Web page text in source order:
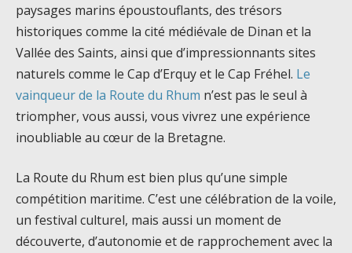
paysages marins époustouflants, des trésors
historiques comme la cité médiévale de Dinan et la
Vallée des Saints, ainsi que d’impressionnants sites
naturels comme le Cap d’Erquy et le Cap Fréhel. Le
vainqueur de la Route du Rhum n’est pas le seul à
triompher, vous aussi, vous vivrez une expérience
inoubliable au cœur de la Bretagne.
La Route du Rhum est bien plus qu’une simple
compétition maritime. C’est une célébration de la voile,
un festival culturel, mais aussi un moment de
découverte, d’autonomie et de rapprochement avec la